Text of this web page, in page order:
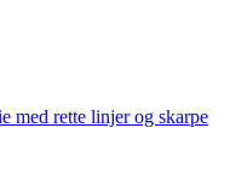
med rette linjer og skarpe